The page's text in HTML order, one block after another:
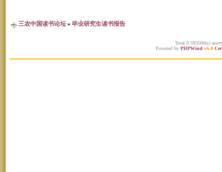
三农中国读书论坛 » 毕业研究生读书报告
Total 0.593560(s)
Powered by PHPWind v6.0